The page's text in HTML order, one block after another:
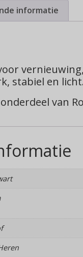
informatie
stabiel en licht.
van